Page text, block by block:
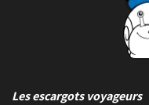
Les escargots voyageurs